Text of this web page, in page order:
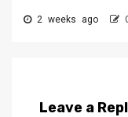
2 weeks ago
Leave a